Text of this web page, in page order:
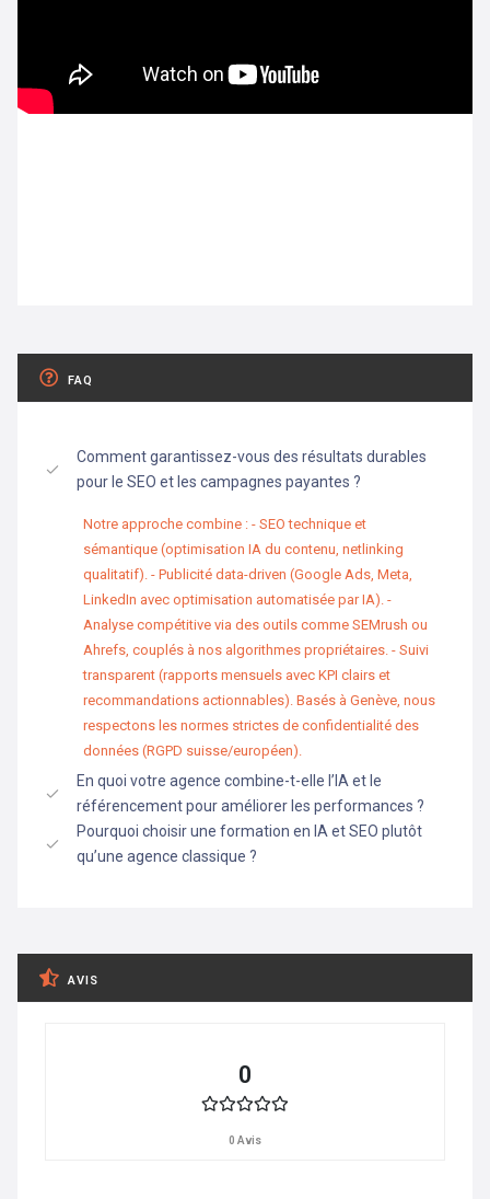
FAQ
Comment garantissez-vous des résultats durables
pour le SEO et les campagnes payantes ?
Notre approche combine : - SEO technique et
sémantique (optimisation IA du contenu, netlinking
qualitatif). - Publicité data-driven (Google Ads, Meta,
LinkedIn avec optimisation automatisée par IA). -
Analyse compétitive via des outils comme SEMrush ou
Ahrefs, couplés à nos algorithmes propriétaires. - Suivi
transparent (rapports mensuels avec KPI clairs et
recommandations actionnables). Basés à Genève, nous
respectons les normes strictes de confidentialité des
données (RGPD suisse/européen).
En quoi votre agence combine-t-elle l’IA et le
référencement pour améliorer les performances ?
Pourquoi choisir une formation en IA et SEO plutôt
qu’une agence classique ?
AVIS
0
0 Avis